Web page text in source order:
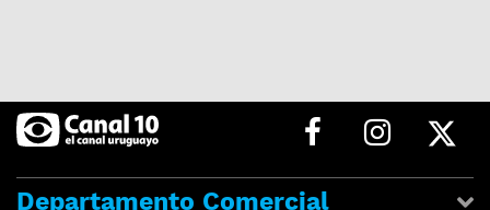
Departamento Comercial